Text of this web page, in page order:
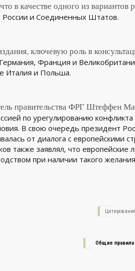
в качестве одного из
России и Соединенных Штатов.
ключевую роль в
Франция и
Италия и Польша.
правительства ФРГ Штеффен
по урегулированию конфликта
В свою очередь президент
от диалога с европейскими
также заявлял, что европейские
при наличии такого
Общие правила